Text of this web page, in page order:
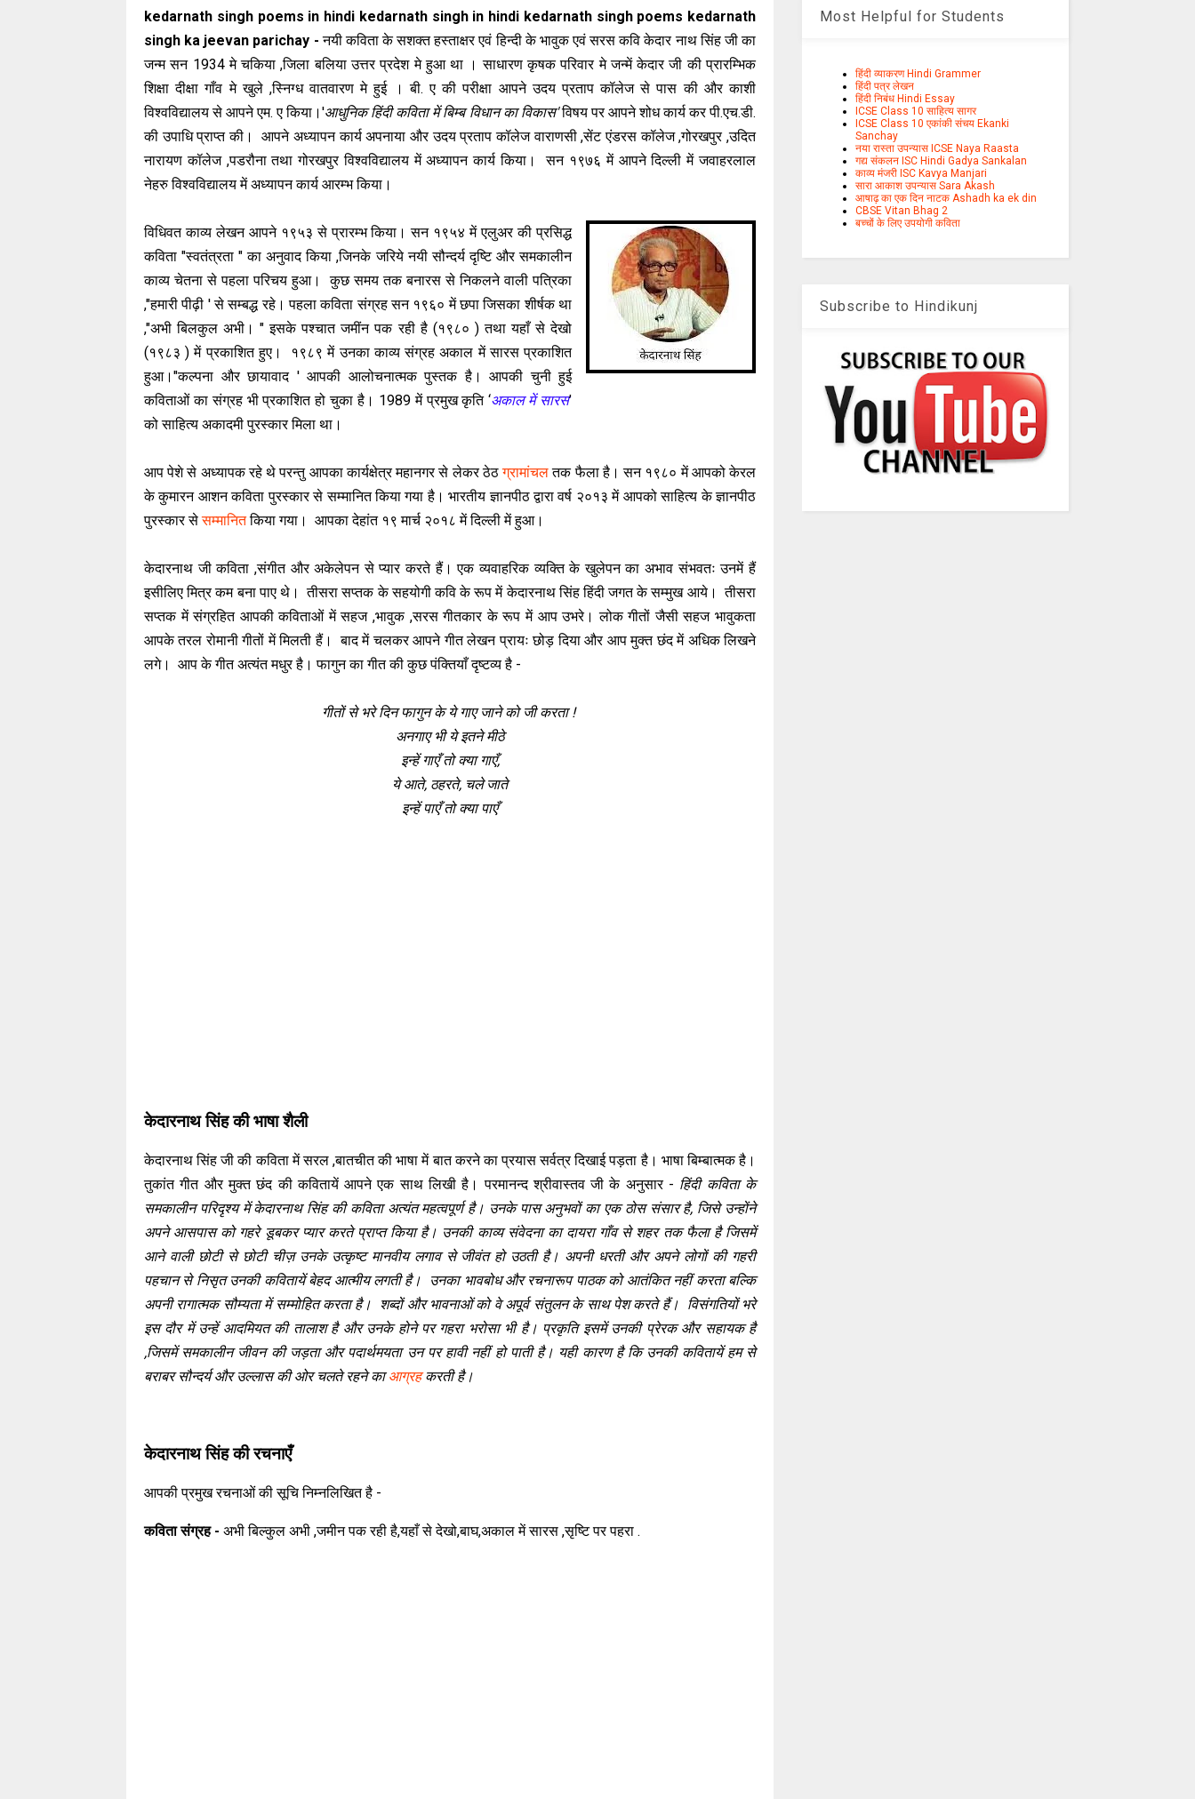
kedarnath singh poems in hindi kedarnath singh in hindi kedarnath singh poems kedarnath
singh ka jeevan parichay - नयी कविता के सशक्त हस्ताक्षर एवं हिन्दी के भावुक एवं सरस कवि केदार नाथ सिंह जी का
जन्म सन 1934 मे चकिया ,जिला बलिया उत्तर प्रदेश मे हुआ था । साधारण कृषक परिवार मे जन्में केदार जी की प्रारम्भिक
शिक्षा दीक्षा गाँव मे खुले ,स्निग्ध वातवारण मे हुई । बी. ए की परीक्षा आपने उदय प्रताप कॉलेज से पास की और काशी
विश्वविद्यालय से आपने एम. ए किया।'आधुनिक हिंदी कविता में बिम्ब विधान का विकास'विषय पर आपने शोध कार्य कर पी.एच.डी.
की उपाधि प्राप्त की। आपने अध्यापन कार्य अपनाया और उदय प्रताप कॉलेज वाराणसी ,सेंट एंडरस कॉलेज ,गोरखपुर ,उदित
नारायण कॉलेज ,पडरौना तथा गोरखपुर विश्वविद्यालय में अध्यापन कार्य किया। सन १९७६ में आपने दिल्ली में जवाहरलाल
नेहरु विश्वविद्यालय में अध्यापन कार्य आरम्भ किया।
विधिवत काव्य लेखन आपने १९५३ से प्रारम्भ किया। सन १९५४ में एलुअर की प्रसिद्ध
कविता "स्वतंत्रता " का अनुवाद किया ,जिनके जरिये नयी सौन्दर्य दृष्टि और समकालीन
काव्य चेतना से पहला परिचय हुआ। कुछ समय तक बनारस से निकलने वाली पत्रिका
,"हमारी पीढ़ी ' से सम्बद्ध रहे। पहला कविता संग्रह सन १९६० में छपा जिसका शीर्षक था
,"अभी बिलकुल अभी। " इसके पश्चात जमींन पक रही है (१९८० ) तथा यहाँ से देखो
(१९८३ ) में प्रकाशित हुए। १९८९ में उनका काव्य संग्रह अकाल में सारस प्रकाशित
हुआ।"कल्पना और छायावाद ' आपकी आलोचनात्मक पुस्तक है। आपकी चुनी हुई
कविताओं का संग्रह भी प्रकाशित हो चुका है। 1989 में प्रमुख कृति ‘अकाल में सारस’
को साहित्य अकादमी पुरस्कार मिला था।
आप पेशे से अध्यापक रहे थे परन्तु आपका कार्यक्षेत्र महानगर से लेकर ठेठग्रामांचलतक फैला है। सन १९८० में आपको केरल
के कुमारन आशन कविता पुरस्कार से सम्मानित किया गया है। भारतीय ज्ञानपीठ द्वारा वर्ष २०१३ में आपको साहित्य के ज्ञानपीठ
पुरस्कार सेसम्मानितकिया गया। आपका देहांत १९ मार्च २०१८ में दिल्ली में हुआ।
केदारनाथ जी कविता ,संगीत और अकेलेपन से प्यार करते हैं। एक व्यवाहरिक व्यक्ति के खुलेपन का अभाव संभवतः उनमें हैं
इसीलिए मित्र कम बना पाए थे। तीसरा सप्तक के सहयोगी कवि के रूप में केदारनाथ सिंह हिंदी जगत के सम्मुख आये। तीसरा
सप्तक में संग्रहित आपकी कविताओं में सहज ,भावुक ,सरस गीतकार के रूप में आप उभरे। लोक गीतों जैसी सहज भावुकता
आपके तरल रोमानी गीतों में मिलती हैं। बाद में चलकर आपने गीत लेखन प्रायः छोड़ दिया और आप मुक्त छंद में अधिक लिखने
लगे। आप के गीत अत्यंत मधुर है। फागुन का गीत की कुछ पंक्तियाँ दृष्टव्य है -
गीतों से भरे दिन फागुन के ये गाए जाने को जी करता !
अनगाए भी ये इतने मीठे
इन्हें गाएँ तो क्या गाएँ,
ये आते, ठहरते, चले जाते
इन्हें पाएँ तो क्या पाएँ
केदारनाथ सिंह की भाषा शैली
केदारनाथ सिंह जी की कविता में सरल ,बातचीत की भाषा में बात करने का प्रयास सर्वत्र दिखाई पड़ता है। भाषा बिम्बात्मक है।
तुकांत गीत और मुक्त छंद की कवितायें आपने एक साथ लिखी है। परमानन्द श्रीवास्तव जी के अनुसार - हिंदी कविता के
समकालीन परिदृश्य में केदारनाथ सिंह की कविता अत्यंत महत्वपूर्ण है। उनके पास अनुभवों का एक ठोस संसार है, जिसे उन्होंने
अपने आसपास को गहरे डूबकर प्यार करते प्राप्त किया है। उनकी काव्य संवेदना का दायरा गाँव से शहर तक फैला है जिसमें
आने वाली छोटी से छोटी चीज़ उनके उत्कृष्ट मानवीय लगाव से जीवंत हो उठती है। अपनी धरती और अपने लोगों की गहरी
पहचान से निसृत उनकी कवितायें बेहद आत्मीय लगती है। उनका भावबोध और रचनारूप पाठक को आतंकित नहीं करता बल्कि
अपनी रागात्मक सौम्यता में सम्मोहित करता है। शब्दों और भावनाओं को वे अपूर्व संतुलन के साथ पेश करते हैं। विसंगतियों भरे
इस दौर में उन्हें आदमियत की तालाश है और उनके होने पर गहरा भरोसा भी है। प्रकृति इसमें उनकी प्रेरक और सहायक है
,जिसमें समकालीन जीवन की जड़ता और पदार्थमयता उन पर हावी नहीं हो पाती है। यही कारण है कि उनकी कवितायें हम से
बराबर सौन्दर्य और उल्लास की ओर चलते रहने काआग्रहकरती है।
केदारनाथ सिंह की रचनाएँ
आपकी प्रमुख रचनाओं की सूचि निम्नलिखित है -
कविता संग्रह - अभी बिल्कुल अभी ,जमीन पक रही है,यहाँ से देखो,बाघ,अकाल में सारस ,सृष्टि पर पहरा .
Most Helpful for Students
हिंदी व्याकरण Hindi Grammer
हिंदी पत्र लेखन
हिंदी निबंध Hindi Essay
ICSE Class 10 साहित्य सागर
ICSE Class 10 एकांकी संचय Ekanki
Sanchay
नया रास्ता उपन्यास ICSE Naya Raasta
गद्य संकलन ISC Hindi Gadya Sankalan
काव्य मंजरी ISC Kavya Manjari
सारा आकाश उपन्यास Sara Akash
आषाढ़ का एक दिन नाटक Ashadh ka ek din
CBSE Vitan Bhag 2
बच्चों के लिए उपयोगी कविता
Subscribe to Hindikunj